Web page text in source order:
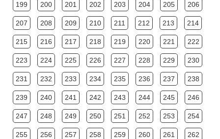
199 200 201 202 203 204 205 206
207 208 209 210 211 212 213 214
215 216 217 218 219 220 221 222
223 224 225 226 227 228 229 230
231 232 233 234 235 236 237 238
239 240 241 242 243 244 245 246
247 248 249 250 251 252 253 254
255 256 257 258 259 260 261 262